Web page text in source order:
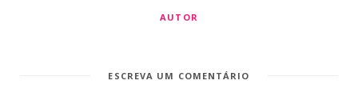
AUTOR
ESCREVA UM COMENTÁRIO